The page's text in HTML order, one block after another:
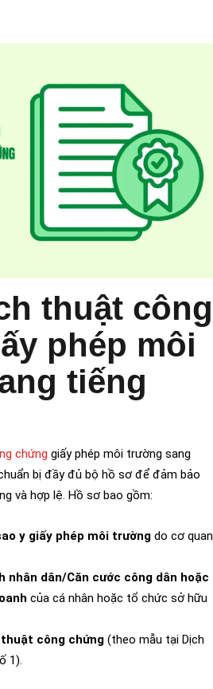
thuật công
phép môi
tiếng
chứng giấy phép môi trường sang
bị đầy đủ bộ hồ sơ để đảm bảo
và hợp lệ. Hồ sơ bao gồm:
y giấy phép môi trường do cơ quan
nhân dân/Căn cước công dân hoặc
của cá nhân hoặc tổ chức sở hữu
công chứng (theo mẫu tại Dịch
1).